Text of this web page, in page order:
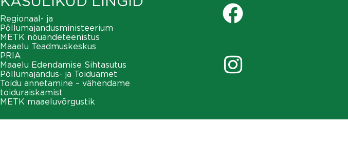
Regionaal- ja
Põllumajandusministeerium
METK nõuandeteenistus
Maaelu Teadmuskeskus
PRIA
Maaelu Edendamise Sihtasutus
Põllumajandus- ja Toiduamet
Toidu annetamine – vähendame
toiduraiskamist
METK maaeluvõrgustik